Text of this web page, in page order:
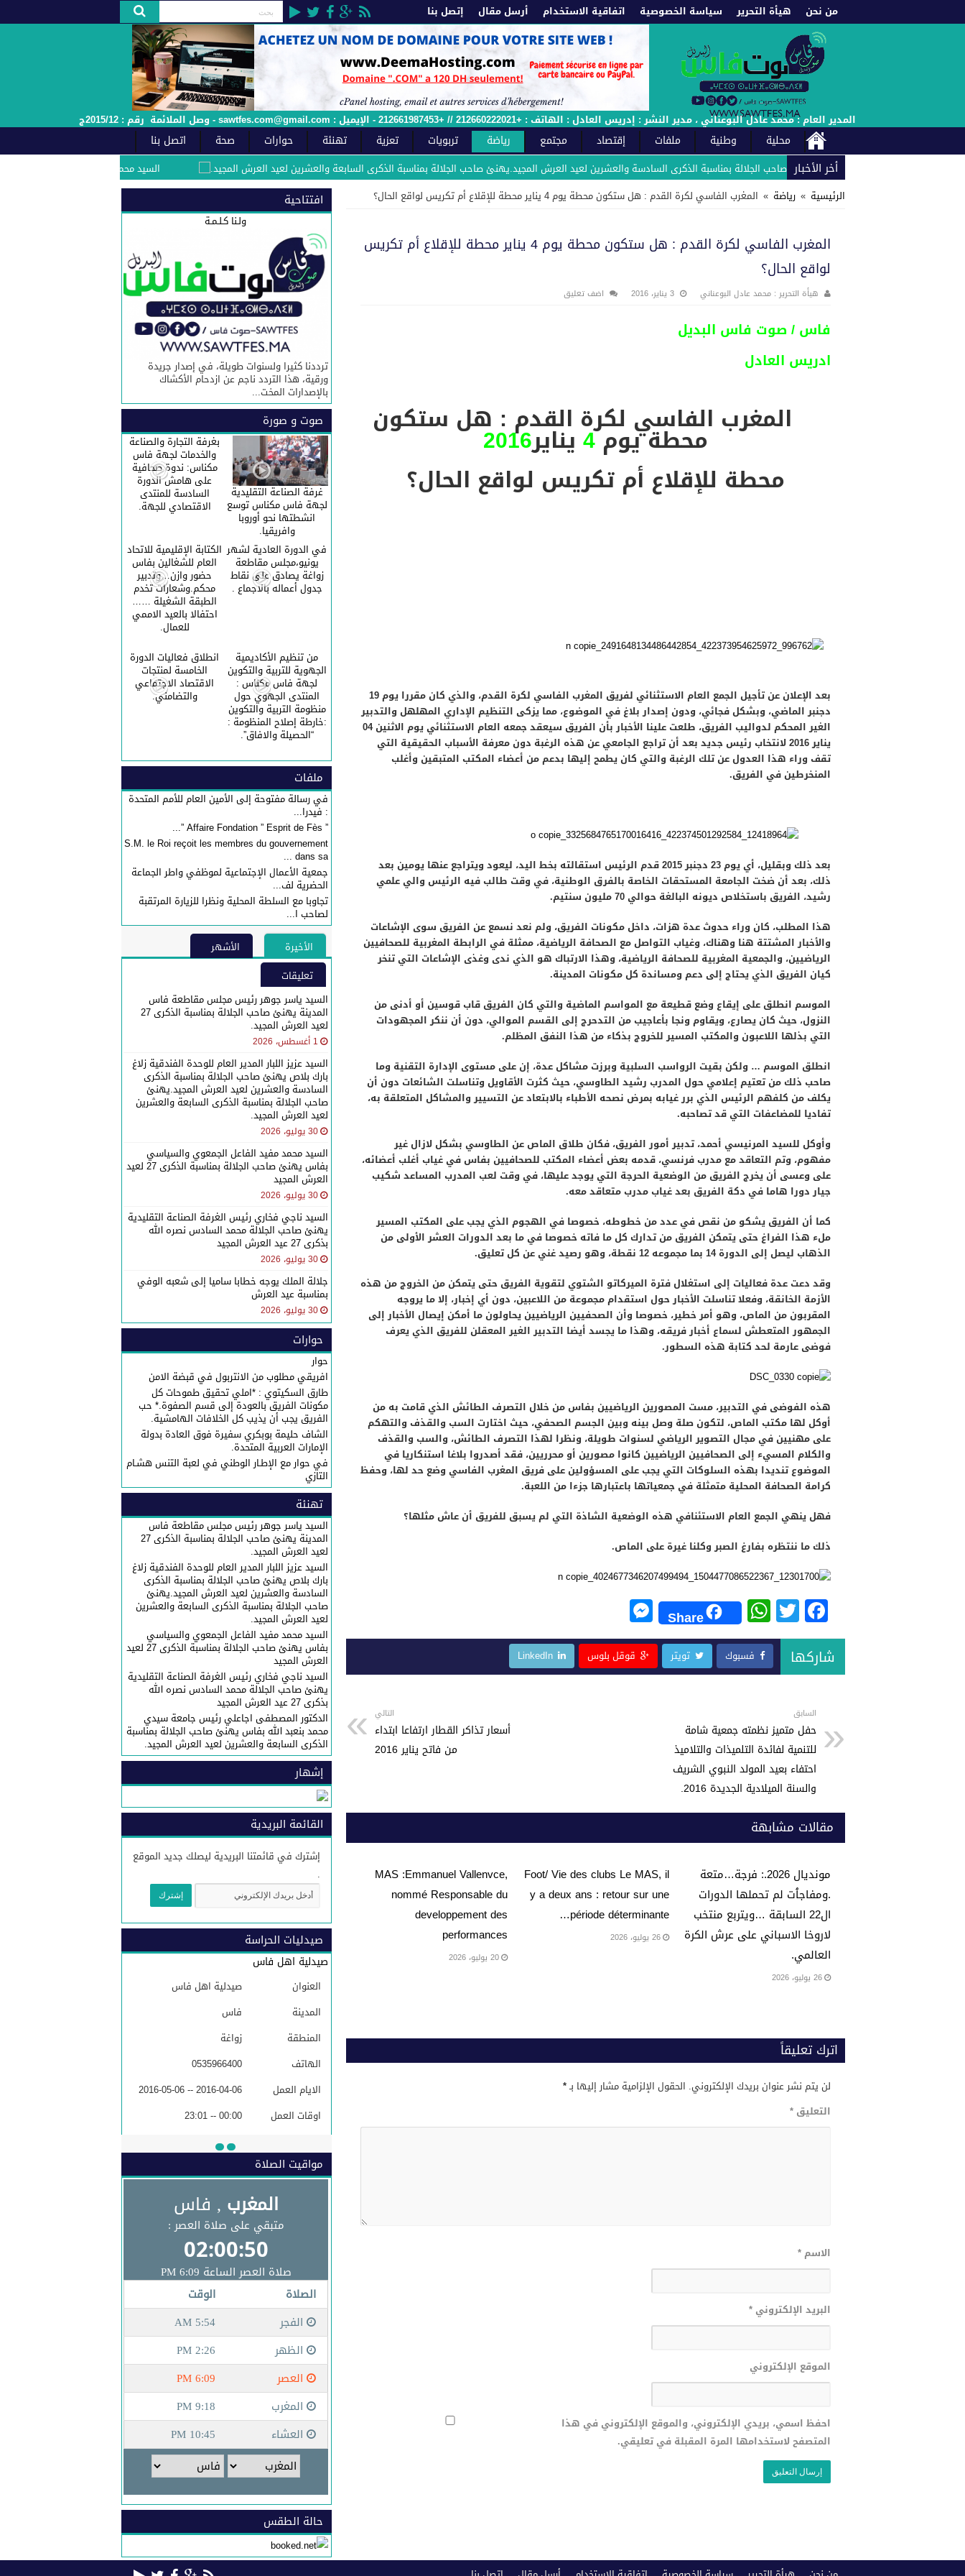
من نحن هيأة التحرير سياسة الخصوصية اتفاقية الاستخدام أرسل مقال إتصل بنا
المدير العام : محمد عادل البوعناني ، مدير النشر : إدريس العادل : الهاتف : +212660222021 // +212661987453 - الإيميل : sawtfes.com@gmail.com - وصل الملائمة رقم : 2015/12ج
محلية وطنية ملفات إقتصاد مجتمع رياضة تربويات تعزية تهنئة حوارات صحة اتصل بنا
أخر الأخبار
الفندقية زلاغ بارك بلاص يهنئ صاحب الجلالة بمناسبة الذكرى السادسة والعشرين لعيد العرش المجيد.يهنئ صاحب الجلالة بمناسبة الذكرى السابعة والعشرين لعيد العرش المجيد. السيد محمد مفيد الفاعل الجمعوي والسياسي بفاس يهنئ
افتتاحية
ولـنا كـلـمـة
ترددنا كثيرا ولسنوات طويلة، في إصدار جريدة
ورقية، هذا التردد ناجم عن ازدحام الأكشاك
بالإصدارات المخت...
صوت و صورة
غرفة الصناعة التقليدية
لجهة فاس مكناس توسع
انشطتها نحو أوروبا
وافريقيا.
بغرفة التجارة والصناعة
والخدمات لجهة فاس
مكناس: ندوة صحافية
على هامش الدورة
السادسة للمنتدى
الاقتصادي للجهة.
في الدورة العادية لشهر
يونيو،مجلس مقاطعة
زواغة يصادق على نقاط
جدول أعماله بالاجماع .
الكتابة الإقليمية للاتحاد
العام للشغالين بفاس
حضور وازن…وتدبير
محكم.وشعارات تخدم
الطبقة الشغيلة ……
احتفالا بالعيد الاممي
للعمال.
من تنظيم الأكاديمية
الجهوية للتربية والتكوين
لجهة فاس مكناس :
المنتدى الجهوي حول
منظومة التربية والتكوين
:خارطة إصلاح المنظومة :
“الحصيلة والافاق”.
انطلاق فعاليات الدورة
الخامسة لمنتجات
الاقتصاد الاجتماعي
والتضامني.
ملفات
في رسالة مفتوحة إلى الأمين العام للأمم المتحدة
: فيدرا...
” Affaire Fondation ” Esprit de Fès ”...
S.M. le Roi reçoit les membres du gouvernement
dans sa ...
جمعية الأعمال الإجتماعية لموظفي واطر الجماعة
الحضرية لف...
تجاوبا مع السلطة المحلية ونظرا للزيارة المرتقبة
لصاحب ا...
الأخيرة
الأشهر
تعليقات
السيد ياسر جوهر رئيس مجلس مقاطعة فاس
المدينة يهنئ صاحب الجلالة بمناسبة الذكرى 27
لعيد العرش المجيد.
1 أغسطس، 2026
السيد عزيز اللبار المدير العام للوحدة الفندقية زلاغ
بارك بلاص يهنئ صاحب الجلالة بمناسبة الذكرى
السادسة والعشرين لعيد العرش المجيد.يهنئ
صاحب الجلالة بمناسبة الذكرى السابعة والعشرين
لعيد العرش المجيد.
30 يوليو، 2026
السيد محمد مفيد الفاعل الجمعوي والسياسي
بفاس يهنئ صاحب الجلالة بمناسبة الذكرى 27 لعيد
العرش المجيد
30 يوليو، 2026
السيد ناجي فخاري رئيس الغرفة الصناعة التقليدية
يهنئ صاحب الجلالة محمد السادس نصره الله
بذكرى 27 عيد العرش المجيد
30 يوليو، 2026
جلالة الملك يوجه خطابا ساميا إلى شعبه الوفي
بمناسبة عيد العرش
30 يوليو، 2026
حوارات
حوار
افريقي مطلوب من الانتربول في قبضة الامن
طارق السكيتوي : *املي تحقيق طموحات كل
مكونات الفريق بالعودة إلى قسم الصفوة.* حب
الفريق يجب أن يذيب كل الخلافات الهامشية.
الشاف حليمة بوبكري سفيرة فوق العادة بدولة
الإمارات العربية المتحدة.
في حوار مع الإطـار الوطني في لعبة التنس هشـام
التازي
تهنئة
السيد ياسر جوهر رئيس مجلس مقاطعة فاس
المدينة يهنئ صاحب الجلالة بمناسبة الذكرى 27
لعيد العرش المجيد.
السيد عزيز اللبار المدير العام للوحدة الفندقية زلاغ
بارك بلاص يهنئ صاحب الجلالة بمناسبة الذكرى
السادسة والعشرين لعيد العرش المجيد.يهنئ
صاحب الجلالة بمناسبة الذكرى السابعة والعشرين
لعيد العرش المجيد.
السيد محمد مفيد الفاعل الجمعوي والسياسي
بفاس يهنئ صاحب الجلالة بمناسبة الذكرى 27 لعيد
العرش المجيد
السيد ناجي فخاري رئيس الغرفة الصناعة التقليدية
يهنئ صاحب الجلالة محمد السادس نصره الله
بذكرى 27 عيد العرش المجيد
الدكتور المصطفى اجاعلي رئيس جامعة سيدي
محمد بنعبد الله بفاس يهنئ صاحب الجلالة بمناسبة
الذكرى السابعة والعشرين لعيد العرش المجيد.
إشهار
القائمة البريدية
إشترك في قائمتنا البريدية ليصلك جديد الموقع
.
صيدليات الحراسة
صيدلية اهل فاس
العنوان
صيدلية اهل فاس
المدينة
فاس
المنطقة
زواغة
الهاتف
0535966400
الايام العمل
2016-04-06 -- 2016-05-06
اوقات العمل
00:00 -- 23:01
مواقيت الصلاة
حالة الطقس
الرئيسية » رياضة » المغرب الفاسي لكرة القدم : هل ستكون محطة يوم 4 يناير محطة للإقلاع أم تكريس لواقع الحال؟
المغرب الفاسي لكرة القدم : هل ستكون محطة يوم 4 يناير محطة للإقلاع أم تكريس
لواقع الحال؟
هيأة التحرير : محمد عادل البوعناني 3 يناير، 2016 اضف تعليق
فاس / صوت فاس البديل
ادريس العادل
المغرب الفاسي لكرة القدم : هل ستكون
محطة يوم4 يناير2016
محطة للإقلاع أم تكريس لواقع الحال؟
بعد الإعلان عن تأجيل الجمع العام الاستثنائي لفريق المغرب الفاسي لكرة القدم، والذي كان مقررا يوم 19
دجنبر الماضي، وبشكل فجائي، ودون إصدار بلاغ في الموضوع، مما يزكى التنظيم الإداري المهلهل والتدبير
الغير المحكم لدواليب الفريق، طلعت علينا الأخبار بأن الفريق سيعقد جمعه العام الاستثنائي يوم الاثنين 04
يناير 2016 لانتخاب رئيس جديد بعد أن تراجع الجامعي عن هذه الرغبة دون معرفة الأسباب الحقيقية التي
تقف وراء هذا العدول عن تلك الرغبة والتي كان يطمح إليها بدعم من أعضاء المكتب المتبقين وأغلب
المنخرطين في الفريق.
بعد ذلك وبقليل، أي يوم 23 دجنبر 2015 قدم الرئيس استقالته بخط اليد، ليعود ويتراجع عنها يومين بعد
ذلك، بعد أن ضخت الجامعة المستحقات الخاصة بالفرق الوطنية، في وقت طالب فيه الرئيس والي علمي
رشيد، الفريق باستخلاص ديونه البالغة حوالي 70 مليون سنتيم.
هذا المطلب، كان وراء حدوث عدة هزات، داخل مكونات الفريق، ولم نعد نسمع عن الفريق سوى الإشاعات
والأخبار المشتتة هنا وهناك، وغياب التواصل مع الصحافة الرياضية، ممثلة في الرابطة المغربية للصحافيين
الرياضيين، والجمعية المغربية للصحافة الرياضية، وهذا الارتباك هو الذي ندى وغذى الإشاعات التي تنخر
كيان الفريق الذي يحتاج إلى دعم ومساندة كل مكونات المدينة.
الموسم انطلق على إيقاع وضع قطيعة مع المواسم الماضية والتي كان الفريق قاب قوسين أو أدنى من
النزول، حيث كان يصارع، ويقاوم ونجا بأعاجيب من التدحرج إلى القسم الموالي، دون أن ننكر المجهودات
التي بذلها اللاعبون والمكتب المسير للخروج بذكاء من هذا النفق المظلم.
انطلق الموسم … ولكن بقيت الرواسب السلبية وبرزت مشاكل عدة، إن على مستوى الإدارة التقنية وما
صاحب ذلك من تعتيم إعلامي حول المدرب رشيد الطاوسي، حيث كثرت الأقاويل وتناسلت الشائعات دون أن
يكلف من كلفهم الرئيس الذي برر غيابه بمرض نصحه الأطباء بالابتعاد عن التسيير والمشاكل المتعلقة به،
تفاديا للمضاعفات التي قد تصاحبه.
وأوكل للسيد المرنيسي أحمد، تدبير أمور الفريق، فكان طلاق الماص عن الطاوسي بشكل لازال غير
مفهوم، وتم التعاقد مع مدرب فرنسي، قدمه بعض أعضاء المكتب للصحافيين بفاس في غياب أغلب أعضائه،
على وعسى أن يخرج الفريق من الوضعية الحرجة التي يوجد عليها، في وقت لعب المدرب المساعد شكيب
جيار دورا هاما في دكة الفريق بعد غياب مدرب متعاقد معه.
كما أن الفريق يشكو من نقص في عدد من خطوطه، خصوصا في الهجوم الذي يجب على المكتب المسير
ملء هذا الفراغ حتى يتمكن الفريق من تدارك كل ما فاته خصوصا في ما بعد الدورات العشر الأولى من
الذهاب ليصل إلى الدورة 14 بما مجموعه 12 نقطة، وهو رصيد غني عن كل تعليق.
وقد دعت عدة فعاليات إلى استغلال فترة الميركاتو الشتوي لتقوية الفريق حتى يتمكن من الخروج من هذه
الأزمة الخانقة، وفعلا تناسلت الأخبار حول استقدام مجموعة من اللاعبين، دون أي إخبار، إلا ما يروجه
المقربون من الماص، وهو أمر خطير، خصوصا وأن الصحفيين الرياضيين يحاولون ما أمكن إيصال الأخبار إلى
الجمهور المتعطش لسماع أخبار فريقه، وهذا ما يجسد أيضا التدبير الغير المعقلن للفريق الذي يعرف
فوضى عارمة لحد كتابة هذه السطور.
هذه الفوضى في التدبير، مست المصورين الرياضيين بفاس من خلال التصرف الطائش الذي قامت به من
أوكل لها مكتب الماص، لتكون صلة وصل بينه وبين الجسم الصحفي، حيث اختارت السب والقذف والتهكم
على مهنيين في مجال التصوير الرياضي لسنوات طويلة، ونظرا لهذا التصرف الطائش، والسب والقذف
والكلام المسيء إلى الصحافيين الرياضيين كانوا مصورين أو محرريين، فقد أصدروا بلاغا استنكاريا في
الموضوع تنديدا بهذه السلوكات التي يجب على المسؤولين على فريق المغرب الفاسي وضع حد لها، وحفظ
كرامة الصحافة المحلية متمثلة في جمعياتها باعتبارها جزءا من اللعبة.
فهل ينهي الجمع العام الاستئنافي هذه الوضعية الشاذة التي لم يسبق للفريق أن عاش مثلها؟
ذلك ما ننتظره بفارغ الصبر وكلنا غيرة على الماص.
F
a
c
e
b
o
o
k
T
wi
tt
er
W
h
at
s
p
p
Share
e
ss
e
شاركها فسبوك تويتر قوقل بلوس LinkedIn
السابق
حفل متميز نظمته جمعية شامة
للتنمية لفائدة التلميذات والتلاميذ
احتفاء بعيد المولد النبوي الشريف
والسنة الميلادية الجديدة 2016.
التالي
أسعار تذاكر القطار ارتفاعا ابتداء
من فاتح يناير 2016
مقالات مشابهة
مونديال 2026.: فرجة…متعة
.ومفاجٱت لم تحملها الدورات
ال22 السابقة …ويتربع منتخب
لاروخا الاسباني على عرش الكرة
العالمي.
26 يوليو، 2026
Foot/ Vie des clubs Le MAS, il
y a deux ans : retour sur une
période déterminante…
26 يوليو، 2026
MAS :Emmanuel Vallenvce,
nommé Responsable du
developpement des
performances
20 يوليو، 2026
اترك تعليقاً
لن يتم نشر عنوان بريدك الإلكتروني. الحقول الإلزامية مشار إليها بـ*
التعليق *
الاسم *
البريد الإلكتروني *
الموقع الإلكتروني
احفظ اسمي، بريدي الإلكتروني، والموقع الإلكتروني في هذا
المتصفح لاستخدامها المرة المقبلة في تعليقي.